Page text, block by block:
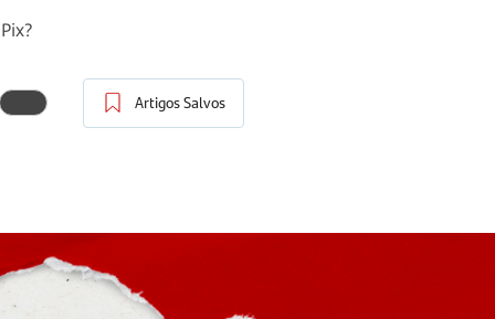
Artigos Salvos